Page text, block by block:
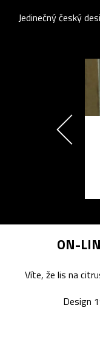
Jedinečný český
ON-
Víte, že lis na
Design